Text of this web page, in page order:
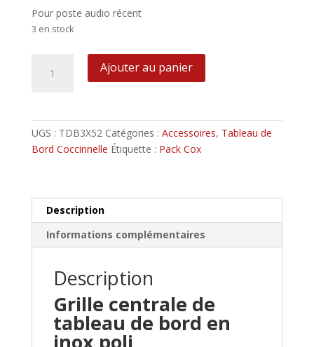
Pour poste audio récent
3 en stock
Ajouter au panier
UGS : TDB3X52 Catégories : Accessoires, Tableau de
Bord Coccinnelle Étiquette : Pack Cox
Description
Informations complémentaires
Description
Grille centrale de
tableau de bord en
inox poli